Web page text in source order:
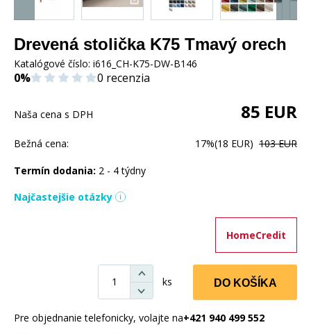
Drevená stolička K75 Tmavý orech
Katalógové číslo: i616_CH-K75-DW-B146
0% 0 recenzia
Naša cena s DPH 85 EUR
Bežná cena: 17%(18 EUR) 103 EUR
Termín dodania: 2 - 4 týdny
Najčastejšie otázky
HomeCredit
ks DO KOŠÍKA
Pre objednanie telefonicky, volajte na+421 940 499 552